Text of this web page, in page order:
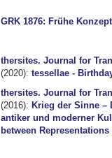
GRK 1876: Frühe
thersites. Journal for
(2020): tessellae -
thersites. Journal for
(2016): Krieg der Sinne –
antiker und moderner
between